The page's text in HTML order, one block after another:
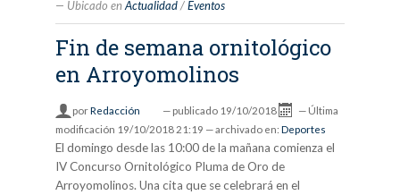
Ubicado en Actualidad /Eventos
Fin de semana ornitológico
en Arroyomolinos
porRedacción — publicado 19/10/2018 — Última
modificación 19/10/2018 21:19 — archivado en: Deportes
El domingo desde las 10:00 de la mañana comienza el
IV Concurso Ornitológico Pluma de Oro de
Arroyomolinos. Una cita que se celebrará en el